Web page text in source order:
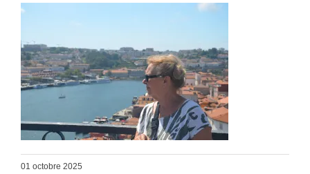
01 octobre 2025